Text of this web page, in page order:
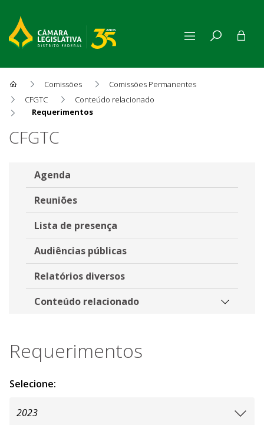
Comissões
Comissões Permanentes
CFGTC
Conteúdo relacionado
Requerimentos
Requerimentos de
CFGTC
Agenda
Reuniões
Lista de presença
Audiências públicas
Relatórios diversos
Conteúdo relacionado
Requerimentos
Selecione: